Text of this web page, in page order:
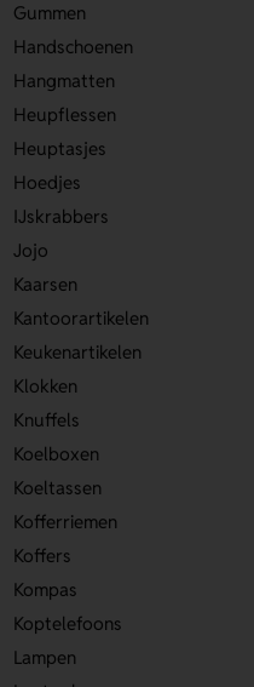
Gummen
Handschoenen
Hangmatten
Heupflessen
Heuptasjes
Hoedjes
IJskrabbers
Jojo
Kaarsen
Kantoorartikelen
Keukenartikelen
Klokken
Knuffels
Koelboxen
Koeltassen
Kofferriemen
Koffers
Kompas
Koptelefoons
Lampen